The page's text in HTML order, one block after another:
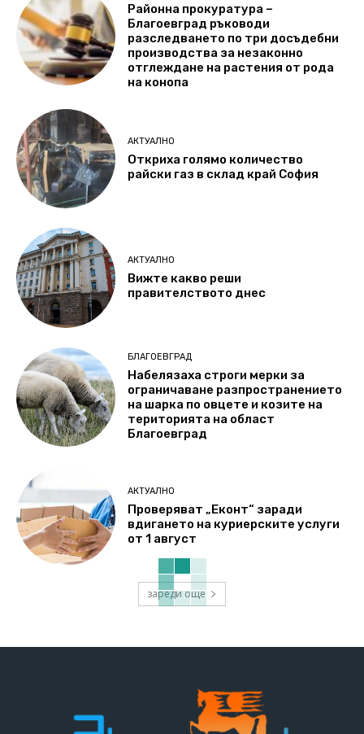
Районна прокуратура –
Благоевград ръководи
разследването по три досъдебни
производства за незаконно
отглеждане на растения от рода
на конопа
АКТУАЛНО
Откриха голямо количество
райски газ в склад край София
АКТУАЛНО
Вижте какво реши
правителството днес
БЛАГОЕВГРАД
Набелязаха строги мерки за
ограничаване разпространението
на шарка по овцете и козите на
територията на област
Благоевград
АКТУАЛНО
Проверяват „Еконт“ заради
вдигането на куриерските услуги
от 1 август
зареди още